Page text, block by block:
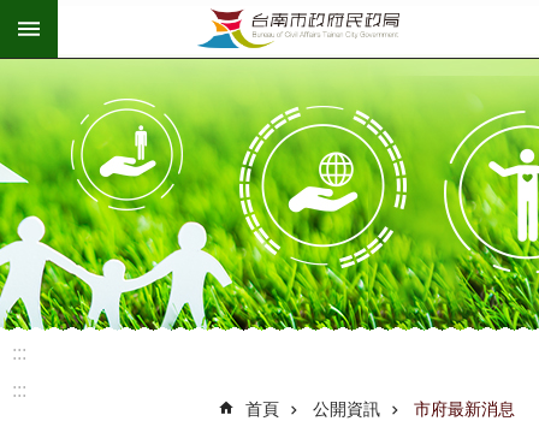
跳到主要內容區塊
:::
:::
首頁 公開資訊 市府最新消息